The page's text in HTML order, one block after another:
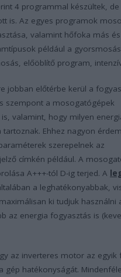
4 programmal készültek,
is. Az egyes programok
valamint hőfoka más
például a
előöblítő program,
jobban előtérbe kerül a
szempont a mosogatógépek
valamint, hogy milyen
Ehhez nagyon
szerepelnek az
címkén például. A
A+++-tól D-ig terjed. A
a leghatékonyabbak,
ki tudjuk használni
az energia fogyasztás is
az inverteres motor az egyik
gép hatékonyságát.